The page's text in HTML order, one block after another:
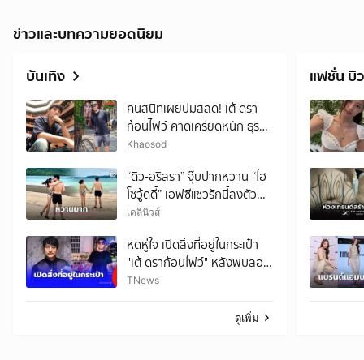
ข่าวและบทความยอดนิยม
บันเทิง
คนสนิทเผยปมสลด! เต้ ดรา
ก้อนไฟว์ คาดเครียดหนัก ธุรกิจ
สะดุด-แบกภาระหลายสิ่ง
Khaosod
“ดิว-อริสรา” จุ๊บปากหวาน “ไฮ
โซวู้ดดี้” เอฟซีแซวรักนี้ลงตัว
ค่อยๆเปิดค่อยๆดำเนินไปอย่าง
เดลินิวส์
หดหู่ใจ เปิดสิ่งที่อยู่ในกระเป๋า
"เต้ ดราก้อนไฟว์" หลังพบลอย
น้ำ
TNews
ดูเพิ่ม
แฟชั่น บิ